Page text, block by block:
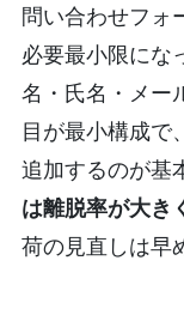
問い合わせフォ
必要最小限にな
名・氏名・メー
目が最小構成で
追加するのが基
は離脱率が大き
荷の見直しは早